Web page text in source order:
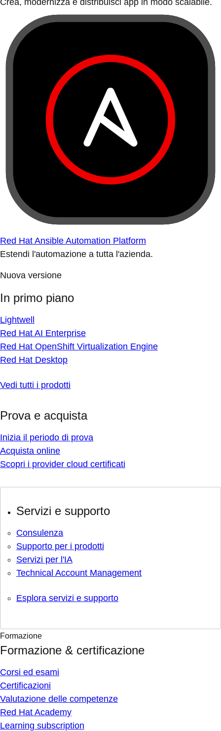
Crea, modernizza e distribuisci app in modo scalabile.
Red Hat Ansible Automation Platform
Estendi l'automazione a tutta l'azienda.
Nuova versione
In primo piano
Lightwell
Red Hat AI Enterprise
Red Hat OpenShift Virtualization Engine
Red Hat Desktop
Vedi tutti i prodotti
Prova e acquista
Inizia il periodo di prova
Acquista online
Scopri i provider cloud certificati
Servizi e supporto
Consulenza
Supporto per i prodotti
Servizi per l'IA
Technical Account Management
Esplora servizi e supporto
Formazione
Formazione & certificazione
Corsi ed esami
Certificazioni
Valutazione delle competenze
Red Hat Academy
Learning subscription